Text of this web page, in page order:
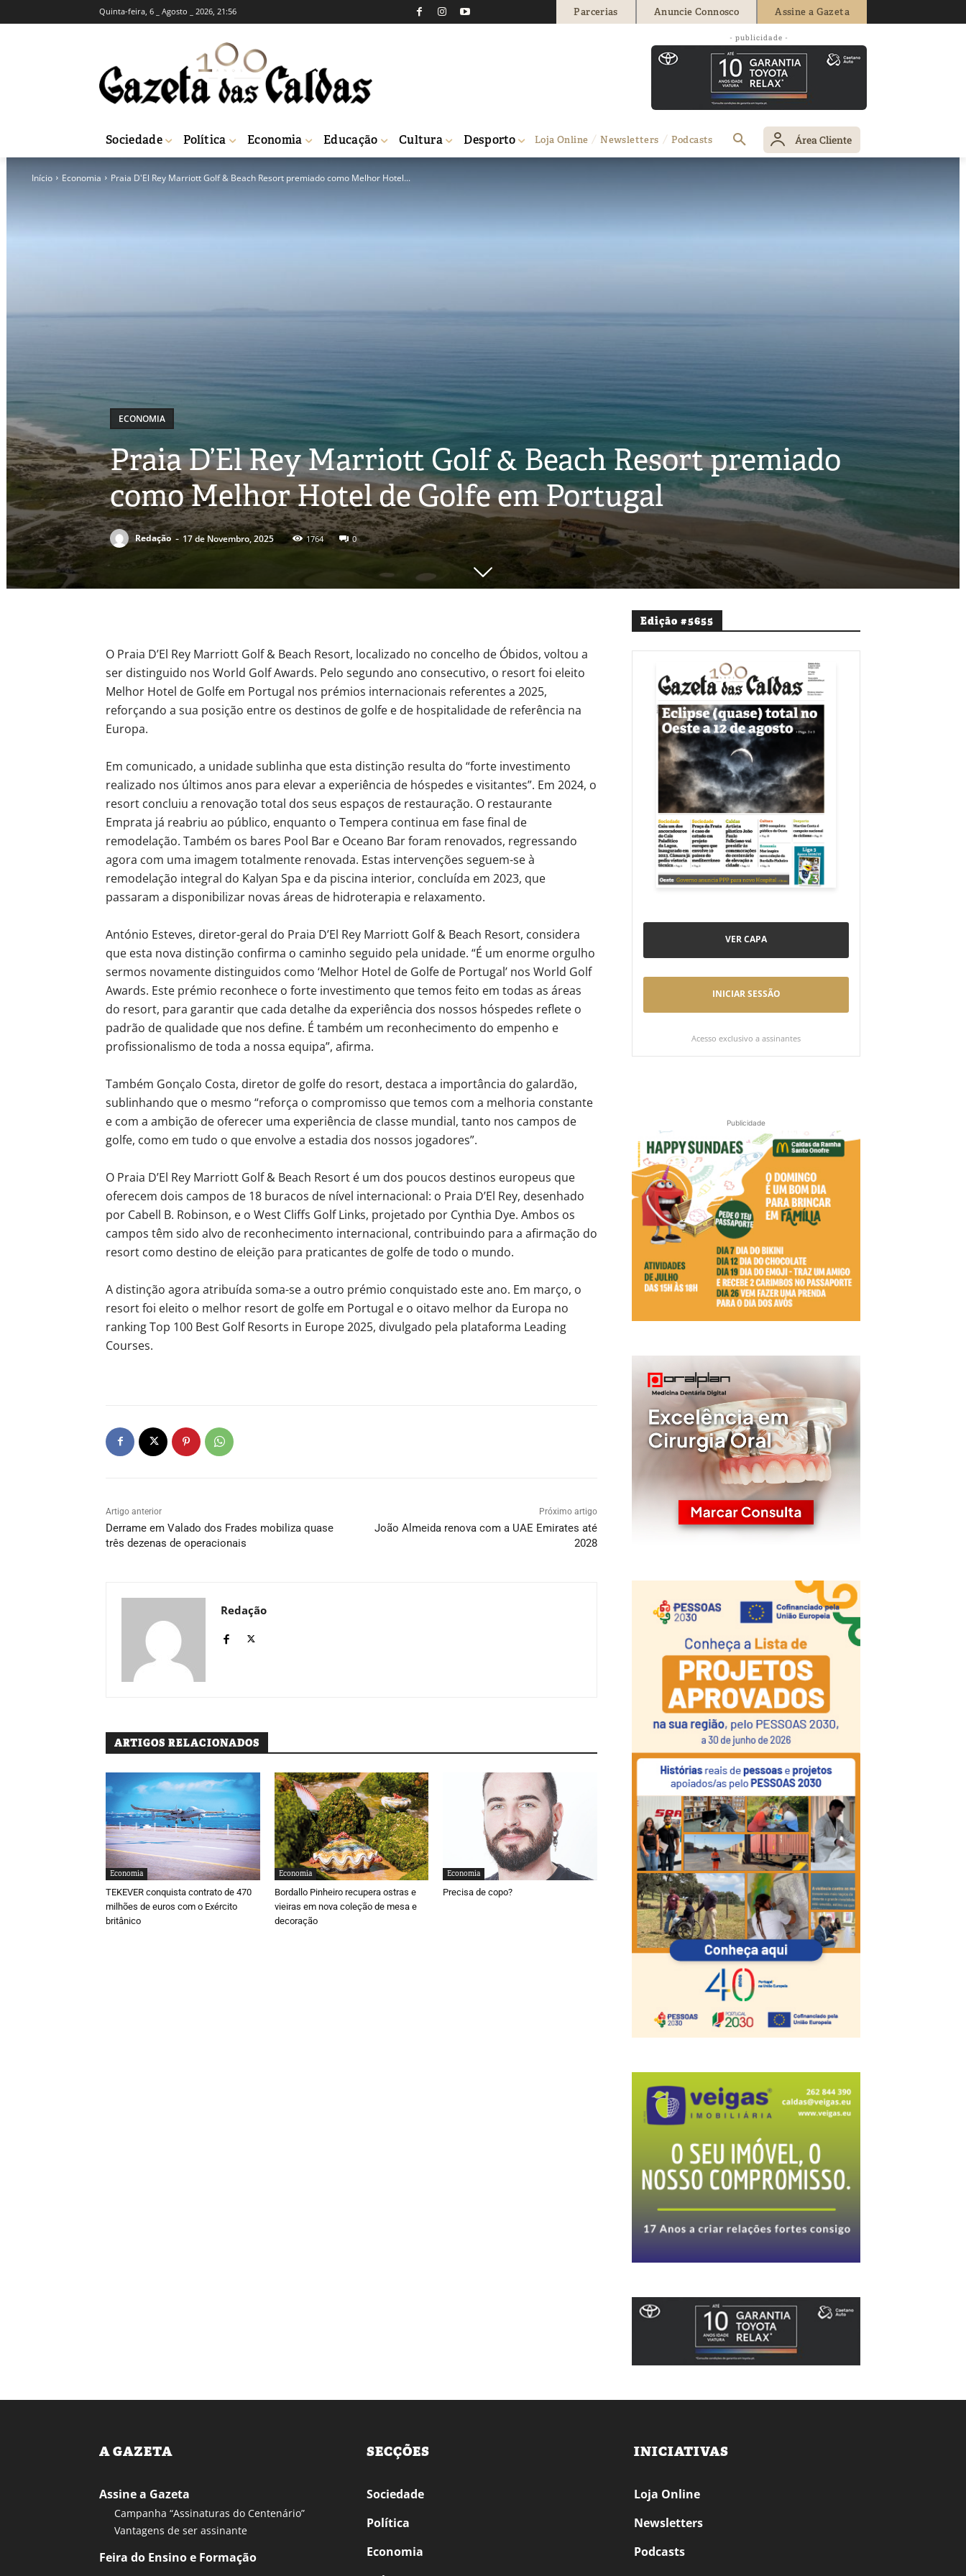
Quinta-feira, 6 _ Agosto _ 2026, 21:56 Parcerias Anuncie Connosco Assine a Gazeta
- publicidade -
Sociedade Política Economia Educação Cultura Desporto Loja Online Newsletters Podcasts Área Cliente
Início Economia Praia D'El Rey Marriott Golf & Beach Resort premiado como Melhor Hotel...
ECONOMIA
Praia D’El Rey Marriott Golf & Beach Resort premiado
como Melhor Hotel de Golfe em Portugal
Redação - 17 de Novembro, 2025 1764 0
O Praia D’El Rey Marriott Golf & Beach Resort, localizado no concelho de Óbidos, voltou a
ser distinguido nos World Golf Awards. Pelo segundo ano consecutivo, o resort foi eleito
Melhor Hotel de Golfe em Portugal nos prémios internacionais referentes a 2025,
reforçando a sua posição entre os destinos de golfe e de hospitalidade de referência na
Europa.
Em comunicado, a unidade sublinha que esta distinção resulta do “forte investimento
realizado nos últimos anos para elevar a experiência de hóspedes e visitantes”. Em 2024, o
resort concluiu a renovação total dos seus espaços de restauração. O restaurante
Emprata já reabriu ao público, enquanto o Tempera continua em fase final de
remodelação. Também os bares Pool Bar e Oceano Bar foram renovados, regressando
agora com uma imagem totalmente renovada. Estas intervenções seguem-se à
remodelação integral do Kalyan Spa e da piscina interior, concluída em 2023, que
passaram a disponibilizar novas áreas de hidroterapia e relaxamento.
António Esteves, diretor-geral do Praia D’El Rey Marriott Golf & Beach Resort, considera
que esta nova distinção confirma o caminho seguido pela unidade. “É um enorme orgulho
sermos novamente distinguidos como ‘Melhor Hotel de Golfe de Portugal’ nos World Golf
Awards. Este prémio reconhece o forte investimento que temos feito em todas as áreas
do resort, para garantir que cada detalhe da experiência dos nossos hóspedes reflete o
padrão de qualidade que nos define. É também um reconhecimento do empenho e
profissionalismo de toda a nossa equipa”, afirma.
Também Gonçalo Costa, diretor de golfe do resort, destaca a importância do galardão,
sublinhando que o mesmo “reforça o compromisso que temos com a melhoria constante
e com a ambição de oferecer uma experiência de classe mundial, tanto nos campos de
golfe, como em tudo o que envolve a estadia dos nossos jogadores”.
O Praia D’El Rey Marriott Golf & Beach Resort é um dos poucos destinos europeus que
oferecem dois campos de 18 buracos de nível internacional: o Praia D’El Rey, desenhado
por Cabell B. Robinson, e o West Cliffs Golf Links, projetado por Cynthia Dye. Ambos os
campos têm sido alvo de reconhecimento internacional, contribuindo para a afirmação do
resort como destino de eleição para praticantes de golfe de todo o mundo.
A distinção agora atribuída soma-se a outro prémio conquistado este ano. Em março, o
resort foi eleito o melhor resort de golfe em Portugal e o oitavo melhor da Europa no
ranking Top 100 Best Golf Resorts in Europe 2025, divulgado pela plataforma Leading
Courses.
Artigo anterior
Derrame em Valado dos Frades mobiliza quase
três dezenas de operacionais
Próximo artigo
João Almeida renova com a UAE Emirates até
2028
Redação
ARTIGOS RELACIONADOS
Economia
TEKEVER conquista contrato de 470
milhões de euros com o Exército
britânico
Economia
Bordallo Pinheiro recupera ostras e
vieiras em nova coleção de mesa e
decoração
Economia
Precisa de copo?
Edição #5655
VER CAPA
INICIAR SESSÃO
Acesso exclusivo a assinantes
Publicidade
A GAZETA
Assine a Gazeta
Campanha “Assinaturas do Centenário”
Vantagens de ser assinante
Feira do Ensino e Formação
SECÇÕES
Sociedade
Política
Economia
INICIATIVAS
Loja Online
Newsletters
Podcasts